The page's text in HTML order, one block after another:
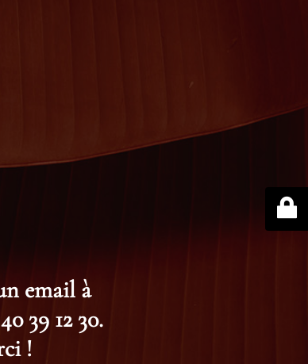
email à
39 12 30.
!